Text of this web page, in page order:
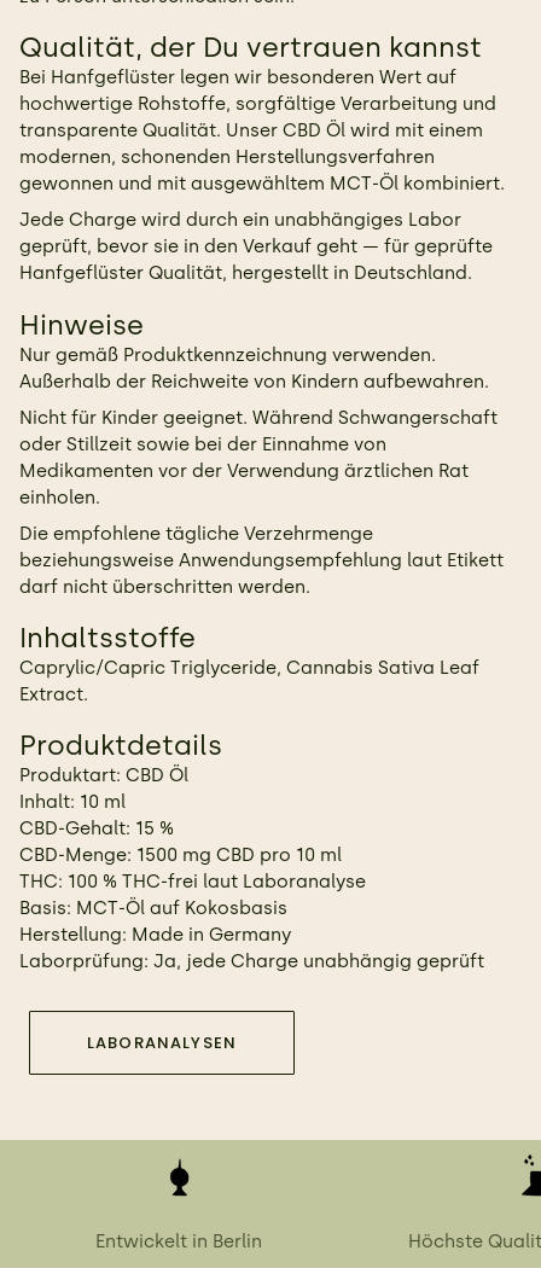
Qualität, der Du vertrauen kannst
Bei Hanfgeflüster legen wir besonderen Wert auf
hochwertige Rohstoffe, sorgfältige Verarbeitung und
transparente Qualität. Unser CBD Öl wird mit einem
modernen, schonenden Herstellungsverfahren
gewonnen und mit ausgewähltem MCT-Öl kombiniert.
Jede Charge wird durch ein unabhängiges Labor
geprüft, bevor sie in den Verkauf geht — für geprüfte
Hanfgeflüster Qualität, hergestellt in Deutschland.
Hinweise
Nur gemäß Produktkennzeichnung verwenden.
Außerhalb der Reichweite von Kindern aufbewahren.
Nicht für Kinder geeignet. Während Schwangerschaft
oder Stillzeit sowie bei der Einnahme von
Medikamenten vor der Verwendung ärztlichen Rat
einholen.
Die empfohlene tägliche Verzehrmenge
beziehungsweise Anwendungsempfehlung laut Etikett
darf nicht überschritten werden.
Inhaltsstoffe
Caprylic/Capric Triglyceride, Cannabis Sativa Leaf
Extract.
Produktdetails
Produktart: CBD Öl
Inhalt: 10 ml
CBD-Gehalt: 15 %
CBD-Menge: 1500 mg CBD pro 10 ml
THC: 100 % THC-frei laut Laboranalyse
Basis: MCT-Öl auf Kokosbasis
Herstellung: Made in Germany
Laborprüfung: Ja, jede Charge unabhängig geprüft
LABORANALYSEN
Entwickelt in Berlin Höchste